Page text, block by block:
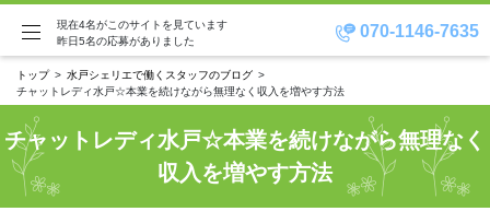
070-1146-7635
現在4名がこのサイトを見ています
昨日5名の応募がありました
トップ
水戸シェリエで働くスタッフのブログ
チャットレディ水戸☆本業を続けながら無理なく収入を増やす方法
チャットレディ水戸☆本業を続けながら無理なく
収入を増やす方法